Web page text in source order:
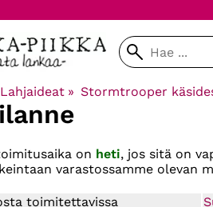
Lahjaideat ‪» Stormtrooper
on heti, jos sitä on
varastossamme olevan
toimitettavissa